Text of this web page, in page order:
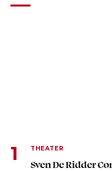
THEATER
Sven De Ridder